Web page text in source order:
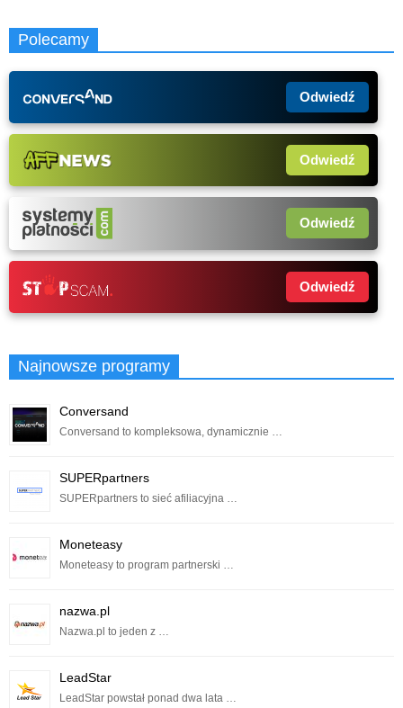
Polecamy
Odwiedź
Odwiedź
Odwiedź
Odwiedź
Najnowsze programy
Conversand
Conversand to kompleksowa, dynamicznie …
SUPERpartners
SUPERpartners to sieć afiliacyjna …
Moneteasy
Moneteasy to program partnerski …
nazwa.pl
Nazwa.pl to jeden z …
LeadStar
LeadStar powstał ponad dwa lata …